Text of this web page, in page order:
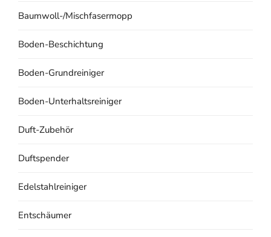
Baumwoll-/Mischfasermopp
Boden-Beschichtung
Boden-Grundreiniger
Boden-Unterhaltsreiniger
Duft-Zubehör
Duftspender
Edelstahlreiniger
Entschäumer